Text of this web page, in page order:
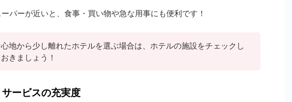
パーが近いと、食事・買い物や急な用事にも便利です！
地から少し離れたホテルを選ぶ場合は、ホテルの施設をチェックし
きましょう！
ービスの充実度